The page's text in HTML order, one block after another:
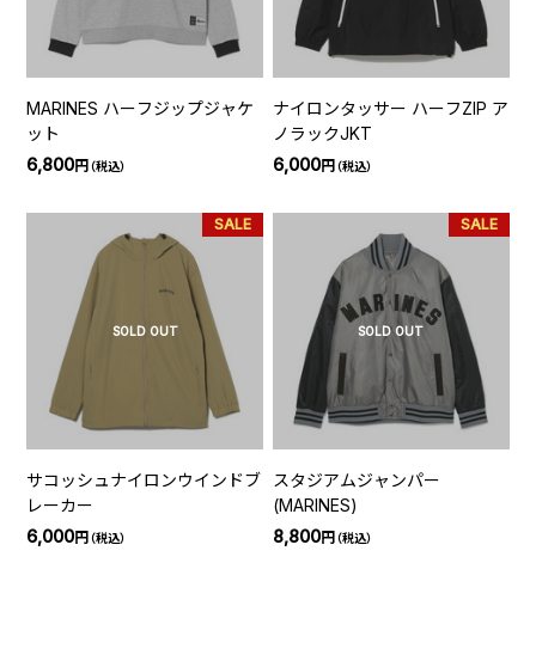
MARINES ハーフジップジャケ
ット
6,800円（税込）
ナイロンタッサー ハーフZIP ア
ノラックJKT
6,000円（税込）
SOLD OUT
SALE
サコッシュナイロンウインドブ
レーカー
6,000円（税込）
SOLD OUT
SALE
スタジアムジャンパー
(MARINES)
8,800円（税込）